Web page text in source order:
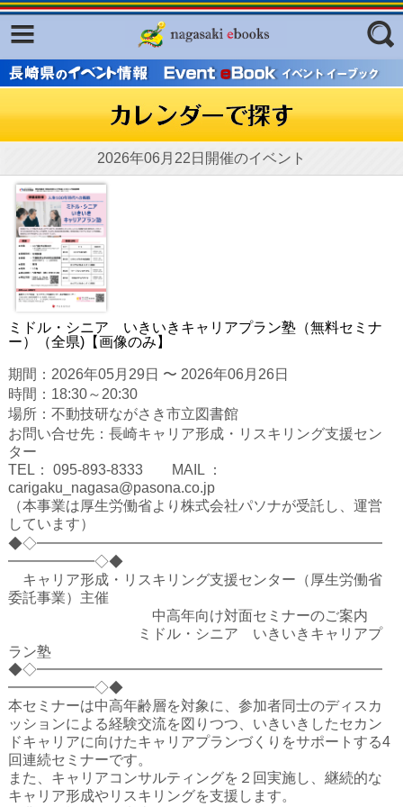
フリーワード
ジャンル
2026年06月22日開催のイベント
ミドル・シニア いきいきキャリアプラン塾（無料セミナ
ー）（全県)【画像のみ】
期間：2026年05月29日 〜 2026年06月26日
時間：18:30～20:30
場所：不動技研ながさき市立図書館
お問い合せ先：長崎キャリア形成・リスキリング支援セン
ター
TEL： 095-893-8333 MAIL ：
carigaku_nagasa@pasona.co.jp
（本事業は厚生労働省より株式会社パソナが受託し、運営
しています）
◆◇━━━━━━━━━━━━━━━━━━━━━━━━
━━━━━━◇◆
キャリア形成・リスキリング支援センター（厚生労働省
委託事業）主催
中高年向け対面セミナーのご案内
ミドル・シニア いきいきキャリアプ
ラン塾
◆◇━━━━━━━━━━━━━━━━━━━━━━━━
━━━━━━◇◆
本セミナーは中高年齢層を対象に、参加者同士のディスカ
ッションによる経験交流を図りつつ、いきいきしたセカン
ドキャリアに向けたキャリアプランづくりをサポートする4
回連続セミナーです。
また、キャリアコンサルティングを２回実施し、継続的な
キャリア形成やリスキリングを支援します。
Facebook
ふくいろキラリプロジェクト
東京観光デジタルパンフレットギャ
ラリー（TOKYO Brochures）
復興応援企画
はじめてご利用される方へ
コンテンツ
広報誌ナビ
明治日本の産業革命遺産
長崎と天草地方の潜伏キリシタン
関連遺産
大学・専門学校ナビ
ハイスクールナビ
小・中学校ナビ
いきebooks
ながよebooks
ごとうebooks
おおむらebooks
みなみしまばらebooks
はさみebooks
ながさき市ebooks
さいかいイーブックス
長崎MICE観光マップ